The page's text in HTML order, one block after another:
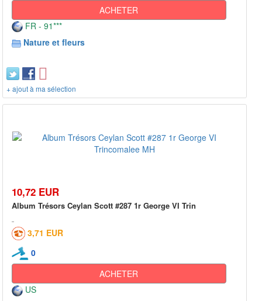
ACHETER
FR - 91***
Nature et fleurs
+ ajout à ma sélection
10,72 EUR
Album Trésors Ceylan Scott #287 1r George VI Trin
3,71 EUR
0
ACHETER
US